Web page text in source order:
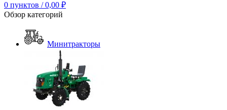
0 пунктов / 0,00 ₽
Обзор категорий
Минитракторы